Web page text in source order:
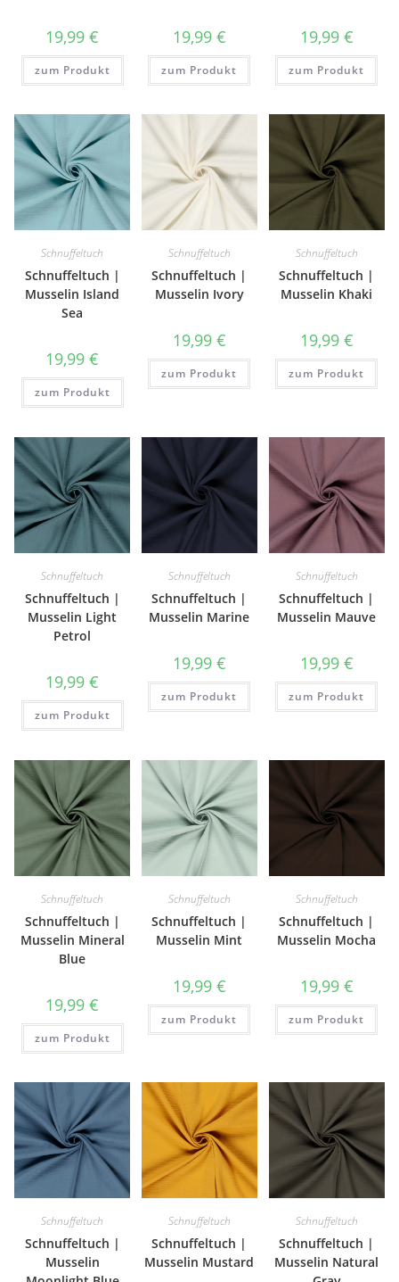
19,99€
zum Produkt
19,99 €
zum Produkt
19,99 €
zum Produkt
Schnuffeltuch
Schnuffeltuch |
Musselin Island
Sea
19,99€
zum Produkt
Schnuffeltuch
Schnuffeltuch |
Musselin Ivory
19,99 €
zum Produkt
Schnuffeltuch
Schnuffeltuch |
Musselin Khaki
19,99 €
zum Produkt
Schnuffeltuch
Schnuffeltuch |
Musselin Light
Petrol
19,99€
zum Produkt
Schnuffeltuch
Schnuffeltuch |
Musselin Marine
19,99 €
zum Produkt
Schnuffeltuch
Schnuffeltuch |
Musselin Mauve
19,99 €
zum Produkt
Schnuffeltuch
Schnuffeltuch |
Musselin Mineral
Blue
19,99€
zum Produkt
Schnuffeltuch
Schnuffeltuch |
Musselin Mint
19,99 €
zum Produkt
Schnuffeltuch
Schnuffeltuch |
Musselin Mocha
19,99 €
zum Produkt
Schnuffeltuch
Schnuffeltuch |
Musselin
Schnuffeltuch
Schnuffeltuch |
Musselin Mustard
Schnuffeltuch
Schnuffeltuch |
Musselin Natural